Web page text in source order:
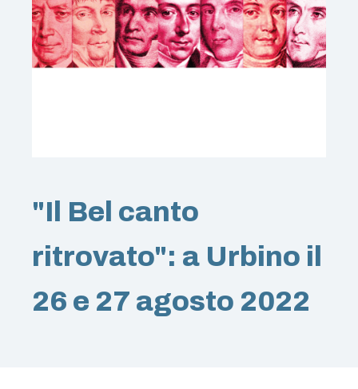
"Il Bel canto
ritrovato": a Urbino il
26 e 27 agosto 2022